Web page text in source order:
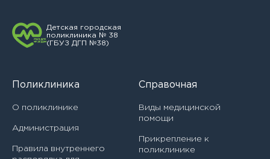
Детская городская
поликлиника № 38
(ГБУЗ ДГП №38)
Поликлиника
О поликлинике
Администрация
Правила внутреннего
Справочная
Виды медицинской
помощи
Прикрепление к
поликлинике